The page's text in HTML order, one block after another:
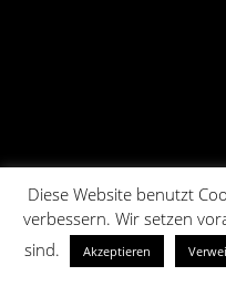
Diese Website benutzt
verbessern. Wir setzen
sind.
Akzeptieren